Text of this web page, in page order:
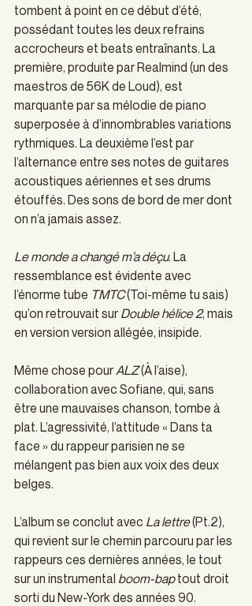
tombent à point en ce début d’été,
possédant toutes les deux refrains
accrocheurs et beats entraînants. La
première, produite par Realmind (un des
maestros de 56K de Loud), est
marquante par sa mélodie de piano
superposée à d’innombrables variations
rythmiques. La deuxième l’est par
l’alternance entre ses notes de guitares
acoustiques aériennes et ses drums
étouffés. Des sons de bord de mer dont
on n’a jamais assez.
Le monde a changé m’a déçu. La
ressemblance est évidente avec
l’énorme tube TMTC (Toi-même tu sais)
qu’on retrouvait sur Double hélice 2, mais
en version version allégée, insipide.
Même chose pour ALZ (À l’aise),
collaboration avec Sofiane, qui, sans
être une mauvaises chanson, tombe à
plat. L’agressivité, l’attitude « Dans ta
face » du rappeur parisien ne se
mélangent pas bien aux voix des deux
belges.
L’album se conclut avec La lettre (Pt.2),
qui revient sur le chemin parcouru par les
rappeurs ces dernières années, le tout
sur un instrumental boom-bap tout droit
sorti du New-York des années 90.